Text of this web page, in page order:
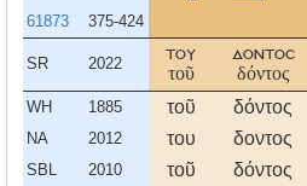
61873 375-424
SR 2022
του
τοῦ
δοντοσ
δόντος
WH 1885 τοῦ δόντος
NA 2012 του δοντος
SBL 2010 τοῦ δόντος